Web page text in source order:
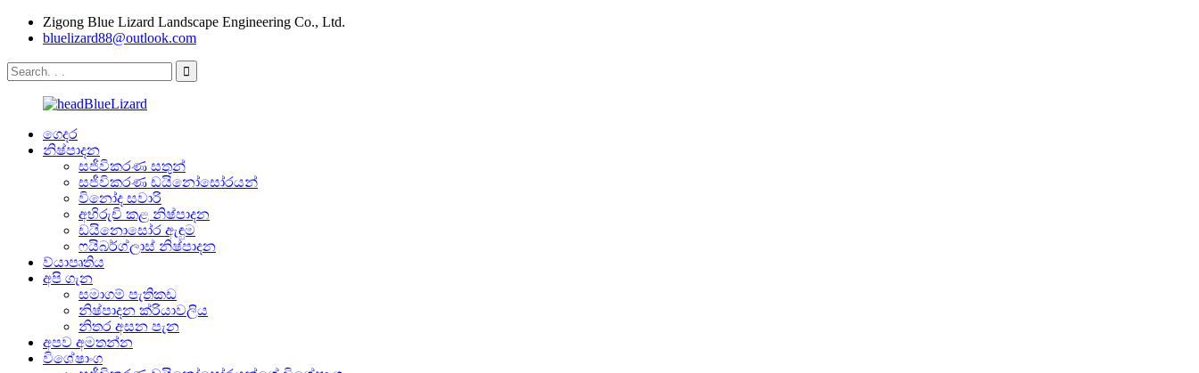
Zigong Blue Lizard Landscape Engineering Co., Ltd.
bluelizard88@outlook.com
ගෙදර
නිෂ්පාදන
සජීවිකරණ සතුන්
සජීවිකරණ ඩයිනෝසෝරයන්
විනෝද සවාරි
අභිරුචි කළ නිෂ්පාදන
ඩයිනොසෝර ඇඳුම
ෆයිබර්ග්ලාස් නිෂ්පාදන
ව්යාපෘතිය
අපි ගැන
සමාගම් පැතිකඩ
නිෂ්පාදන ක්රියාවලිය
නිතර අසන පැන
අපව අමතන්න
විශේෂාංග